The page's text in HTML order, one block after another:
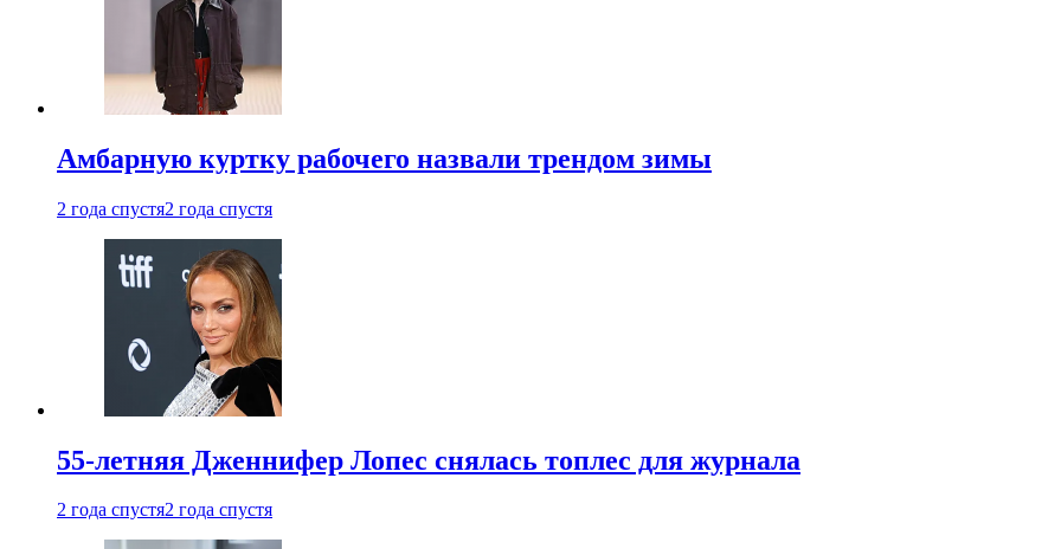
Амбарную куртку рабочего назвали трендом зимы
2 года спустя2 года спустя
55-летняя Дженнифер Лопес снялась топлес для журнала
2 года спустя2 года спустя